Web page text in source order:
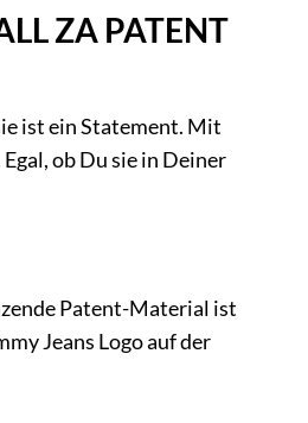
ZA PATENT
ist ein Statement. Mit
ob Du sie in Deiner
Patent-Material ist
Jeans Logo auf der